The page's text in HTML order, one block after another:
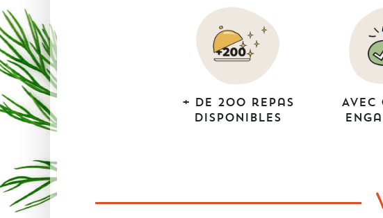
+ de 200 repas
disponibles
Avec